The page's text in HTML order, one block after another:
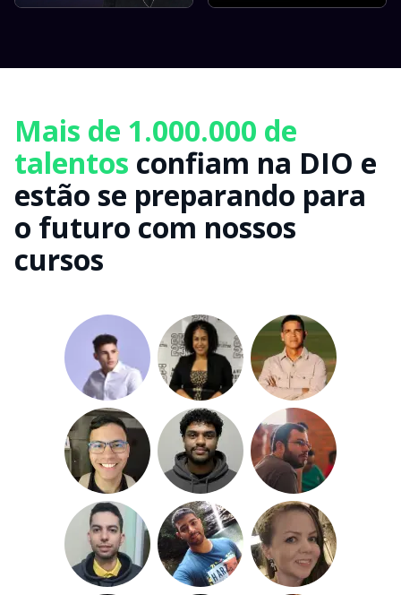
Mais de 1.000.000 de
talentos confiam na DIO e
estão se preparando para
o futuro com nossos
cursos